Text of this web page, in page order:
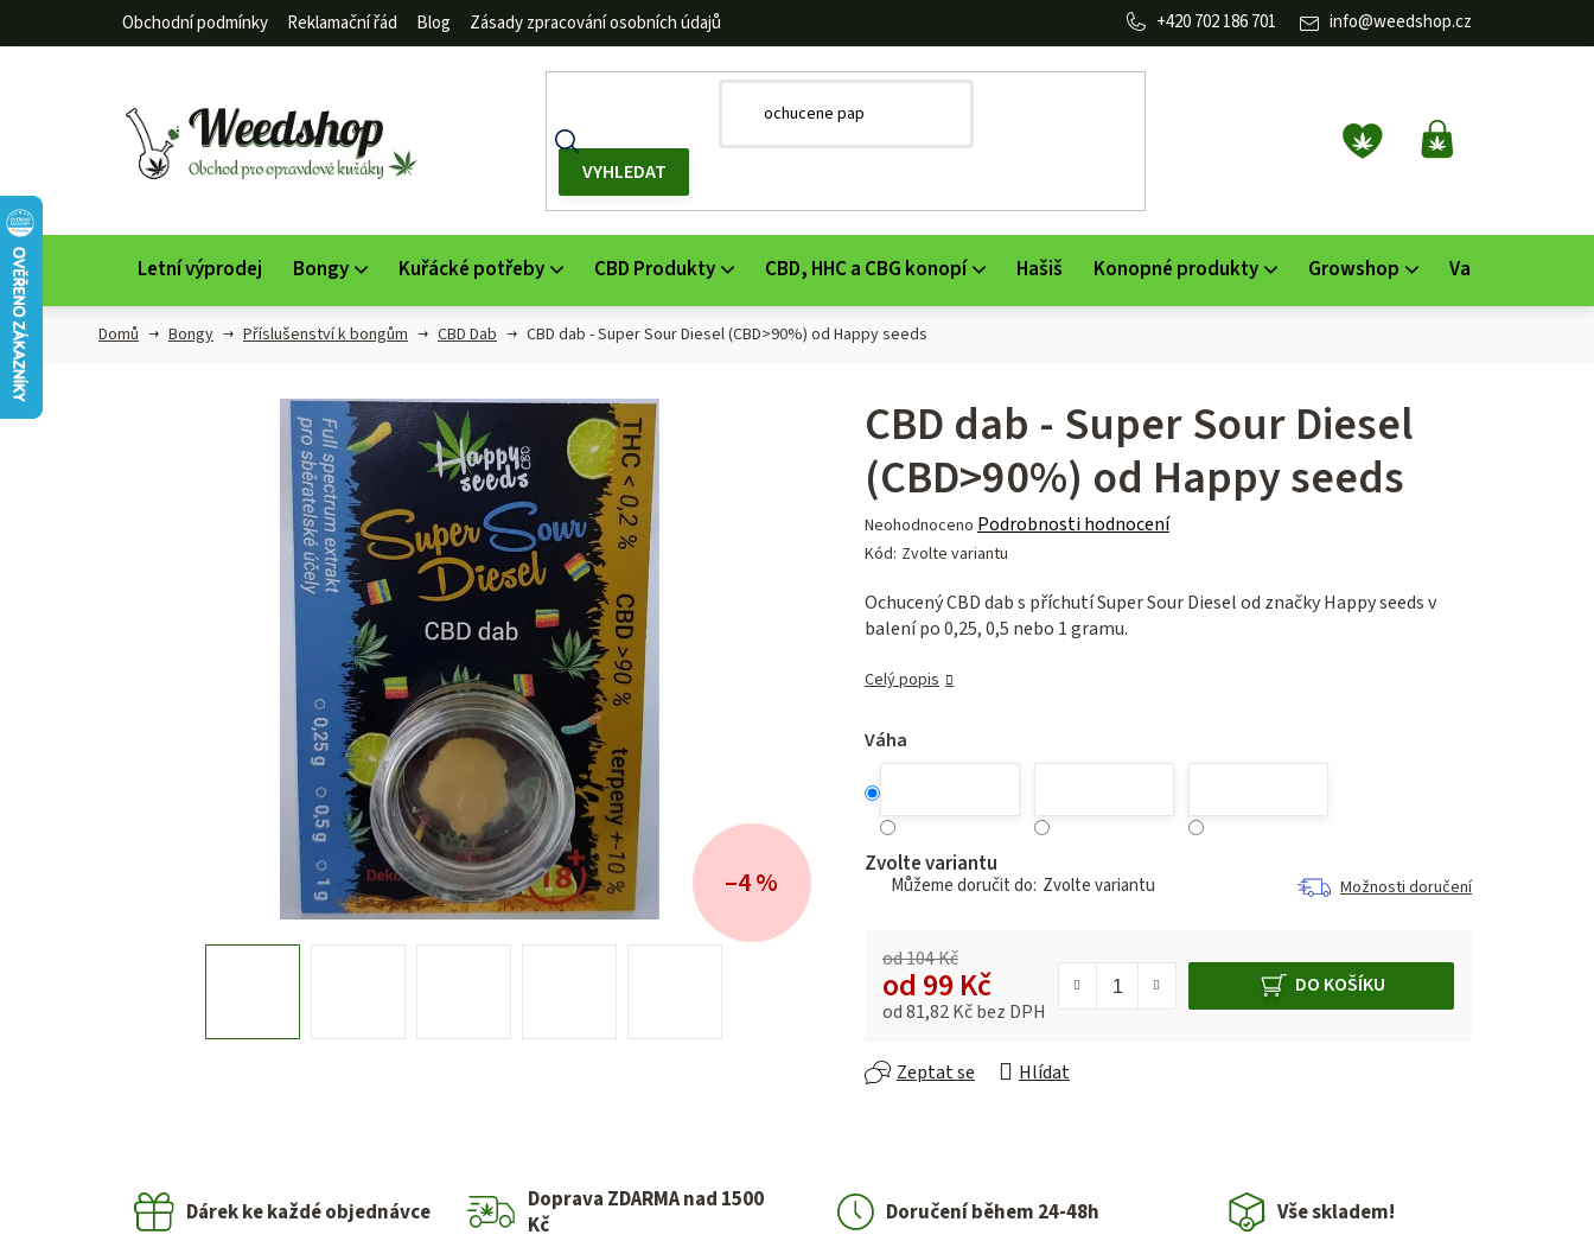
Obchodní podmínky Reklamační řád Blog Zásady zpracování osobních údajů info@weedshop.cz
702 186 701
NÁKUPNÍ
KOŠÍK
Letní výprodej Bongy Kuřácké potřeby CBD Produkty CBD, HHC a CBG konopí Hašiš Konopné produkty Growshop Vaporizéry
Domů Bongy Příslušenství k bongům CBD Dab CBD dab - Super Sour Diesel (CBD>90%) od Happy seeds
CBD dab - Super Sour Diesel
(CBD>90%) od Happy seeds
Průměrné
hodnocení
je
0,0
hvězdiček.
Neohodnoceno Podrobnosti hodnocení
Kód: Zvolte variantu
Ochucený CBD dab s příchutí Super Sour Diesel od značky Happy seeds v
balení po 0,25, 0,5 nebo 1 gramu.
Celý popis
Váha
Zvolte variantu
Zvolte variantu Možnosti doručení
od 104 Kč
od 99 Kč
od81,82 Kčbez DPH
DO KOŠÍKU
Zeptat se Hlídat
–4 %
Dárek ke každé objednávce
Doprava ZDARMA nad 1500
Kč
Doručení během 24-48h Vše skladem!